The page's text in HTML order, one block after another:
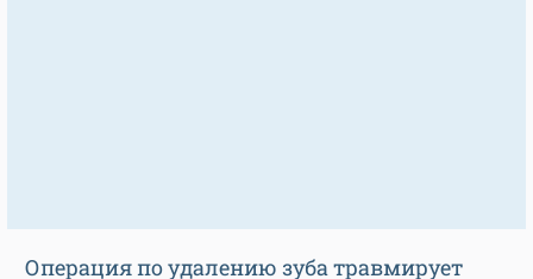
Операция по удалению зуба травмирует